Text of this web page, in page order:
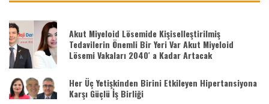
Akut Miyeloid Lösemide Kişiselleştirilmiş
Tedavilerin Önemli Bir Yeri Var Akut Miyeloid
Lösemi Vakaları 2040′ a Kadar Artacak
Her Üç Yetişkinden Birini Etkileyen Hipertansiyona
Karşı Güçlü İş Birliği